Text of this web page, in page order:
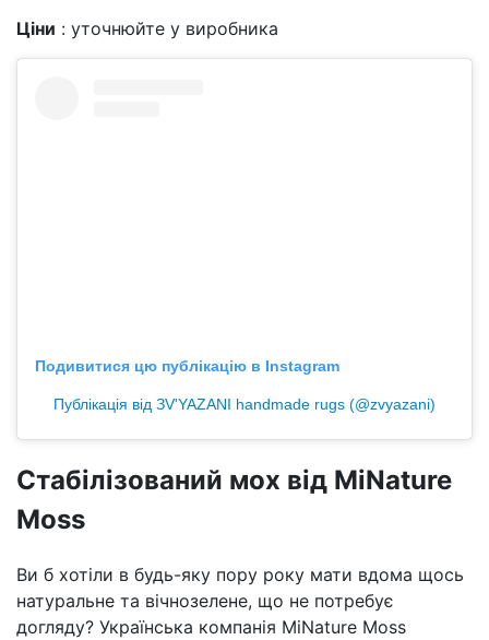
Ціни : уточнюйте у виробника
Подивитися цю публікацію в Instagram
Публікація від ЗV'YAZANI handmade rugs (@zvyazani)
Стабілізований мох від MiNature
Moss
Ви б хотіли в будь-яку пору року мати вдома щось
натуральне та вічнозелене, що не потребує
догляду? Українська компанія MiNature Moss